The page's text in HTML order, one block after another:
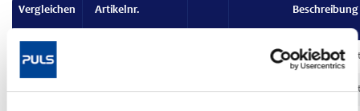
Vergleichen Artikelnr.
Adapter für
ZM12.SIDE Adapter für